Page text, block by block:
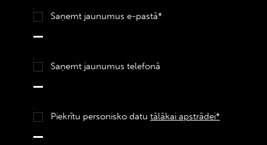
Saņemt jaunumus e-pastā*
Saņemt jaunumus telefonā
Piekrītu personisko datu tālākai apstrādei*